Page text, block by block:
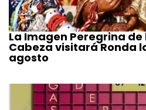
La Imagen Peregrina
Cabeza visitará Ronda
agosto